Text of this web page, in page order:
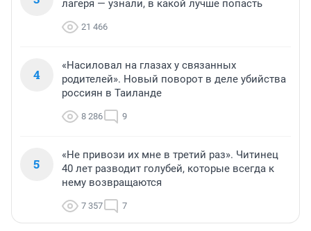
лагеря — узнали, в какой лучше попасть
21 466
4
«Насиловал на глазах у связанных
родителей». Новый поворот в деле убийства
россиян в Таиланде
8 286 9
5
«Не привози их мне в третий раз». Читинец
40 лет разводит голубей, которые всегда к
нему возвращаются
7 357 7